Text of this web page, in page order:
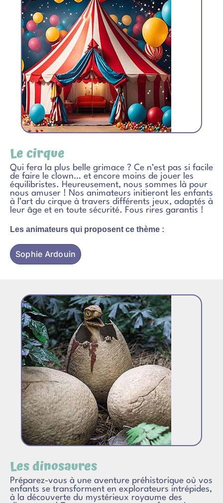
Le cirque
Qui fera la plus belle grimace ? Ce n’est pas si facile
de faire le clown… et encore moins de jouer les
équilibristes. Heureusement, nous sommes là pour
nous amuser ! Nos animateurs initieront les enfants
à l’art du cirque à travers différents jeux, adaptés à
leur âge et en toute sécurité. Fous rires garantis !
Les animateurs qui proposent ce thème :
Sophie Ardouin
Les dinosaures
Préparez-vous à une aventure préhistorique où vos
enfants se transforment en explorateurs intrépides,
à la découverte du mystérieux royaume des